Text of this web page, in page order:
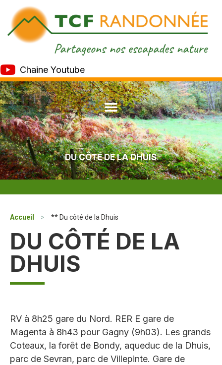
Chaine Youtube
DU CÔTÉ DE LA DHUIS
Accueil > ** Du côté de la Dhuis
DU CÔTÉ DE LA
DHUIS
RV à 8h25 gare du Nord. RER E gare de
Magenta à 8h43 pour Gagny (9h03). Les grands
Coteaux, la forêt de Bondy, aqueduc de la Dhuis,
parc de Sevran, parc de Villepinte. Gare de